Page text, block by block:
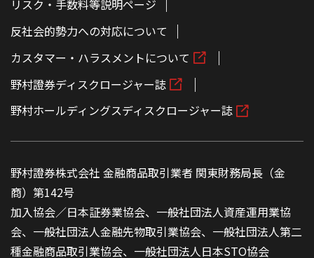
リスク・手数料等説明ページ
反社会的勢力への対応について
カスタマー・ハラスメントについて
野村證券ディスクロージャー誌
野村ホールディングスディスクロージャー誌
野村證券株式会社 金融商品取引業者 関東財務局長（金
商）第142号
加入協会／日本証券業協会、一般社団法人資産運用業協
会、一般社団法人金融先物取引業協会、一般社団法人第二
種金融商品取引業協会、一般社団法人日本STO協会